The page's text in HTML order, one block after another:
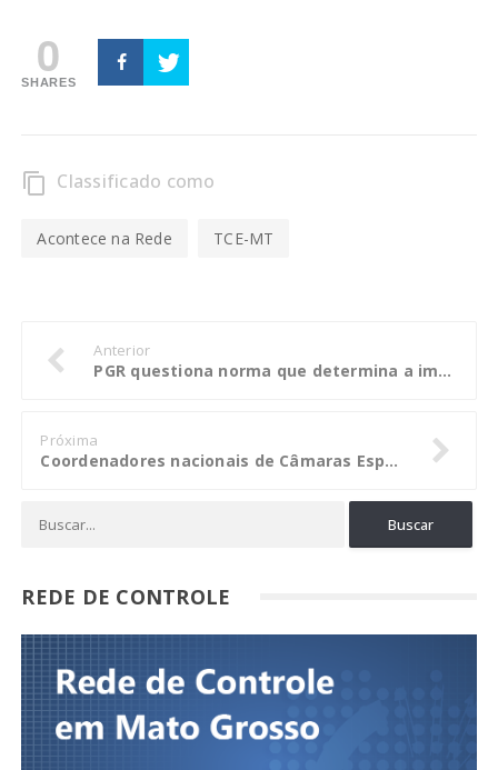
0
SHARES
content_copy Classificado como
Acontece na Rede TCE-MT
Anterior
PGR questiona norma que determina a impressão do voto nas próximas eleições
Próxima
Coordenadores nacionais de Câmaras Especializadas participarão de plenárias no Confea
REDE DE CONTROLE